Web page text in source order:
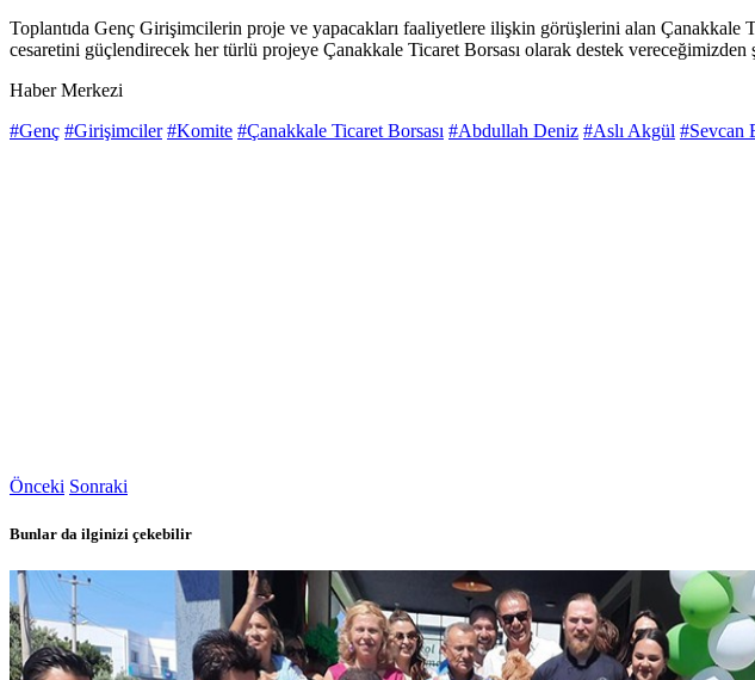
Toplantıda Genç Girişimcilerin proje ve yapacakları faaliyetlere ilişkin görüşlerini alan Çanakkale
cesaretini güçlendirecek her türlü projeye Çanakkale Ticaret Borsası olarak destek vereceğimizden
Haber Merkezi
#Genç #Girişimciler #Komite #Çanakkale Ticaret Borsası #Abdullah Deniz #Aslı Akgül #Sevcan
Önceki Sonraki
Bunlar da ilginizi çekebilir